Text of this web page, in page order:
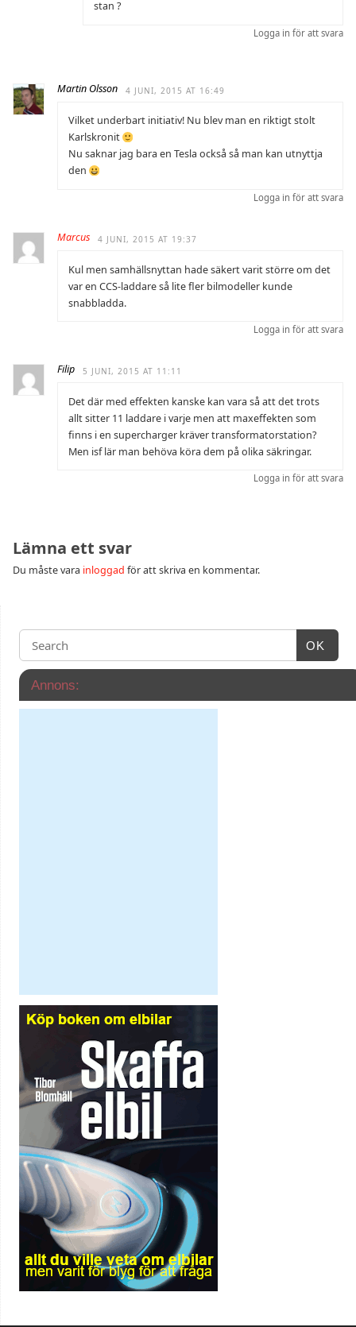
stan ?
Logga in för att svara
Martin Olsson 4 JUNI, 2015 AT 16:49
Vilket underbart initiativ! Nu blev man en riktigt stolt
Karlskronit
Nu saknar jag bara en Tesla också så man kan utnyttja
den
Logga in för att svara
Marcus 4 JUNI, 2015 AT 19:37
Kul men samhällsnyttan hade säkert varit större om det
var en CCS-laddare så lite fler bilmodeller kunde
snabbladda.
Logga in för att svara
Filip 5 JUNI, 2015 AT 11:11
Det där med effekten kanske kan vara så att det trots
allt sitter 11 laddare i varje men att maxeffekten som
finns i en supercharger kräver transformatorstation?
Men isf lär man behöva köra dem på olika säkringar.
Logga in för att svara
Lämna ett svar
Du måste vara inloggad för att skriva en kommentar.
OK
Annons: